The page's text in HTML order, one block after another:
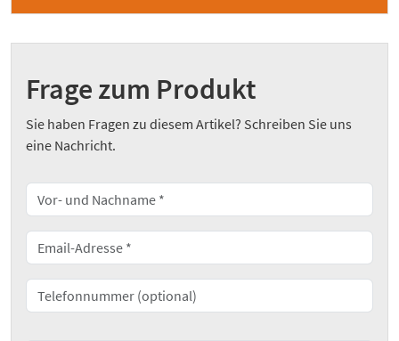
Frage zum Produkt
Sie haben Fragen zu diesem Artikel? Schreiben Sie uns
eine Nachricht.